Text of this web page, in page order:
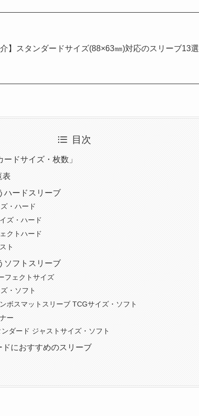
介】スタンダードサイズ(88×63㎜)対応のスリーブ13選
目次
ドサイズ・枚数」
表
ハードスリーブ
・ハード
ズ・ハード
クトハード
ト
ソフトスリーブ
フェクトサイズ
・ソフト
ボスマットスリーブ TCGサイズ・ソフト
ー
ダード ジャストサイズ・ソフト
ドにおすすめのスリーブ